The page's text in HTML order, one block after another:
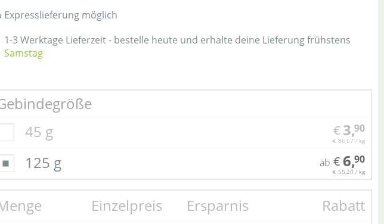
Expresslieferung möglich
1-3 Werktage Lieferzeit - bestelle heute und erhalte deine Lieferung frühstens
Samstag
45 g
€ 3,90
€ 86,67 / kg
125 g ab € 6,90
€ 55,20 / kg
Einzelpreis Ersparnis Rabatt